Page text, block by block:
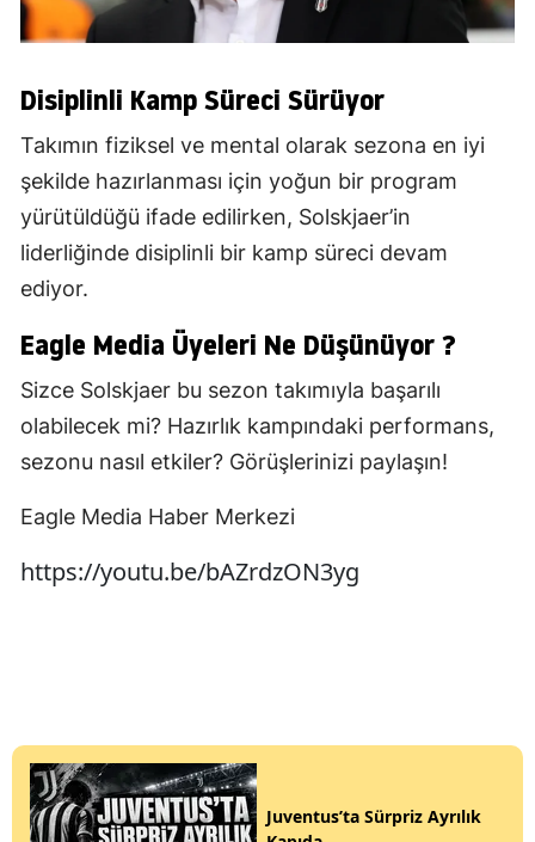
Disiplinli Kamp Süreci Sürüyor
Takımın fiziksel ve mental olarak sezona en iyi
şekilde hazırlanması için yoğun bir program
yürütüldüğü ifade edilirken, Solskjaer’in
liderliğinde disiplinli bir kamp süreci devam
ediyor.
Eagle Media Üyeleri Ne Düşünüyor ?
Sizce Solskjaer bu sezon takımıyla başarılı
olabilecek mi? Hazırlık kampındaki performans,
sezonu nasıl etkiler? Görüşlerinizi paylaşın!
Eagle Media Haber Merkezi
https://youtu.be/bAZrdzON3yg
Juventus’ta Sürpriz Ayrılık